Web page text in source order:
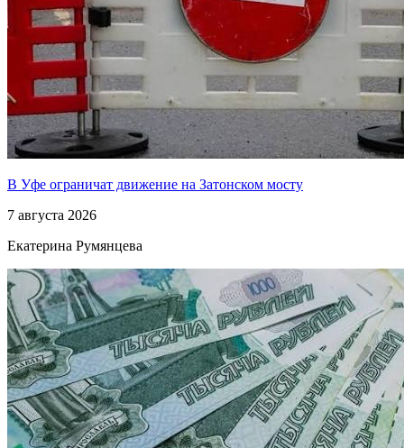
В Уфе ограничат движение на Затонском мосту
7 августа 2026
Екатерина Румянцева